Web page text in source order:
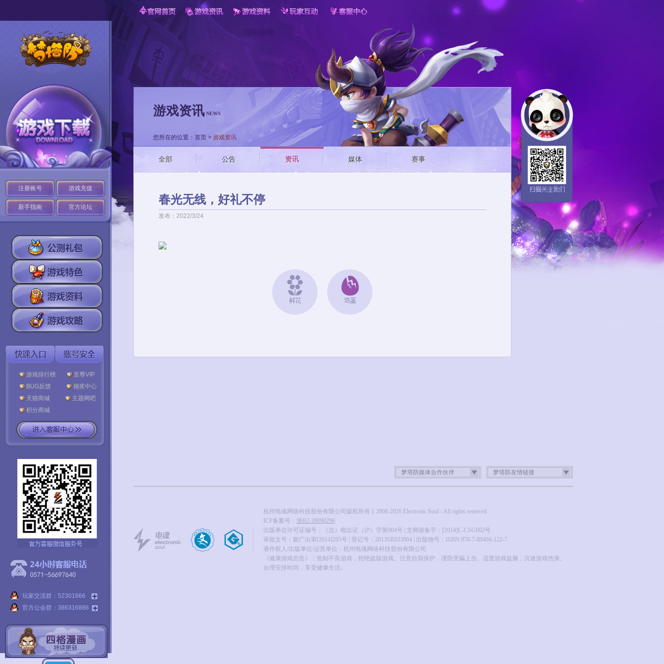
注册账号 游戏充值
新手指南 官方论坛
游戏排行榜
至尊VIP
BUG反馈
领奖中心
天猫商城
主题网吧
积分商城
玩家交流群：52301666
官方公会群：386316886
游戏资讯 NEWS
您所在的位置： 首页 > 游戏资讯
全部 公告 资讯 媒体 赛事
春光无线，好礼不停
发布：2022/3/24
梦塔防媒体合作伙伴 梦塔防友情链接
杭州电魂网络科技股份有限公司版权所有丨2008-2026 Electronic Soul - All rights reserved
ICP备案号： 浙B2-20090296
出版单位许可证编号：（总）电出证（沪）字第004号 | 文网游备字：[2014]C-CSG002号
审批文号：新广出审[2014]295号 | 登记号：2013SR033064 | 出版物号：ISBN 978-7-89404-122-7
著作权人/出版单位/运营单位：杭州电魂网络科技股份有限公司
《健康游戏忠告》：抵制不良游戏，拒绝盗版游戏。注意自我保护，谨防受骗上当。适度游戏益脑，沉迷游戏伤身。
合理安排时间，享受健康生活。